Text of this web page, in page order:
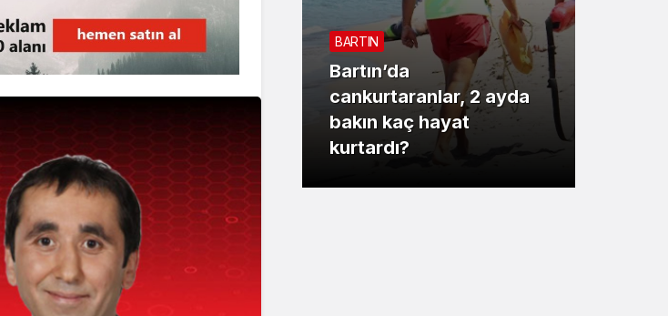
Sistem Modu
Sistem modunu seçin.
3. SAYFA
Ankara’dan İnkumu’na
Kurtarılamadı
BARTIN
Bartın’da
cankurtaranlar, 2 ayda
bakın kaç hayat
kurtardı?